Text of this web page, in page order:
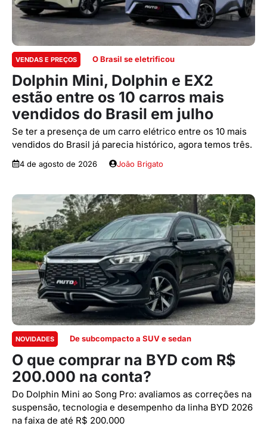
VENDAS E PREÇOS O Brasil se eletrificou
Dolphin Mini, Dolphin e EX2
estão entre os 10 carros mais
vendidos do Brasil em julho
Se ter a presença de um carro elétrico entre os 10 mais
vendidos do Brasil já parecia histórico, agora temos três.
4 de agosto de 2026 João Brigato
NOVIDADES De subcompacto a SUV e sedan
O que comprar na BYD com R$
200.000 na conta?
Do Dolphin Mini ao Song Pro: avaliamos as correções na
suspensão, tecnologia e desempenho da linha BYD 2026
na faixa de até R$ 200.000